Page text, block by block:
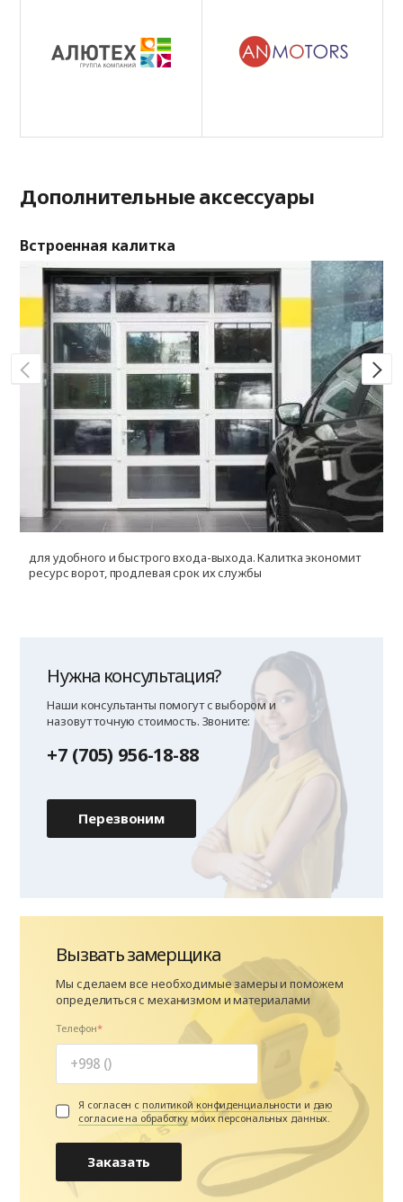
Дополнительные аксессуары
Встроенная калитка
для удобного и быстрого входа-выхода. Калитка экономит
ресурс ворот, продлевая срок их службы
Нужна консультация?
Наши консультанты помогут с выбором и
назовут точную стоимость. Звоните:
+7 (705) 956-18-88
Перезвоним
Вызвать замерщика
Мы сделаем все необходимые замеры и поможем
определиться с механизмом и материалами
Телефон
Я согласен с политикой конфиденциальности и даю
согласие на обработку моих персональных данных.
Заказать